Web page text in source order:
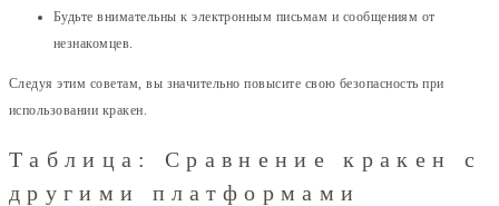
Будьте внимательны к электронным письмам и сообщениям от
незнакомцев.
Следуя этим советам, вы значительно повысите свою безопасность при
использовании кракен.
Таблица: Сравнение кракен с
другими платформами